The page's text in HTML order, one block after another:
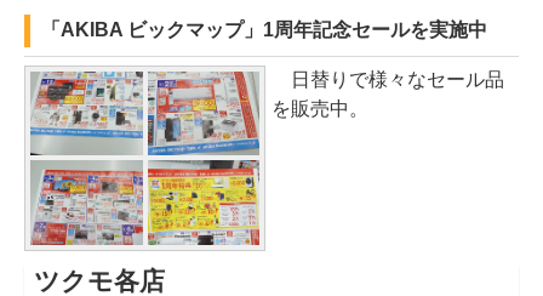
「AKIBA ビックマップ」1周年記念セールを実施中
日替りで様々なセール品
を販売中。
ツクモ各店